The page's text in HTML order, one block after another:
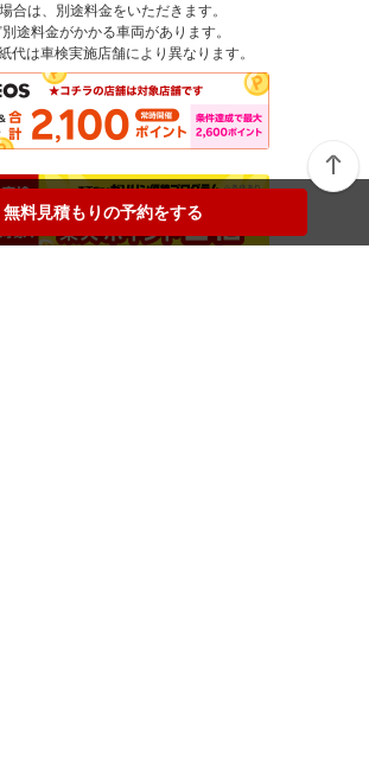
合は、別途料金をいただきます。
途料金がかかる車両があります。
代は車検実施店舗により異なります。
無料見積もりの予約をする